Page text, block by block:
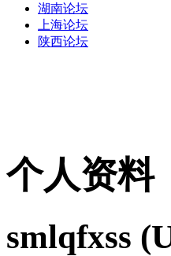
湖南论坛
上海论坛
陕西论坛
个人资料
smlqfxss